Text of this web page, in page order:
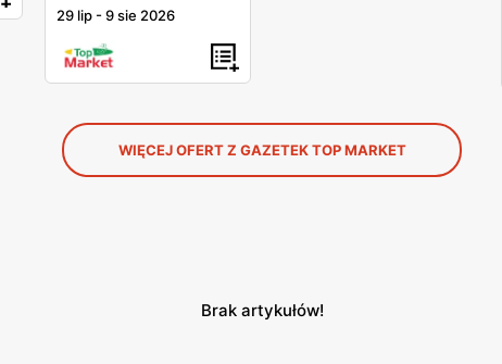
29 lip -9 sie 2026
WIĘCEJ OFERT Z GAZETEK TOP MARKET
Brak artykułów!